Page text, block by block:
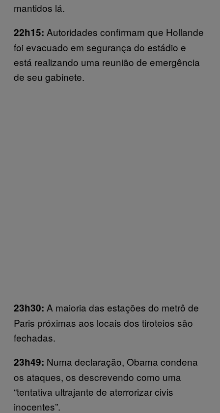
mantidos lá.
22h15: Autoridades confirmam que Hollande
foi evacuado em segurança do estádio e
está realizando uma reunião de emergência
de seu gabinete.
23h30: A maioria das estações do metrô de
Paris próximas aos locais dos tiroteios são
fechadas.
23h49: Numa declaração, Obama condena
os ataques, os descrevendo como uma
“tentativa ultrajante de aterrorizar civis
inocentes”.